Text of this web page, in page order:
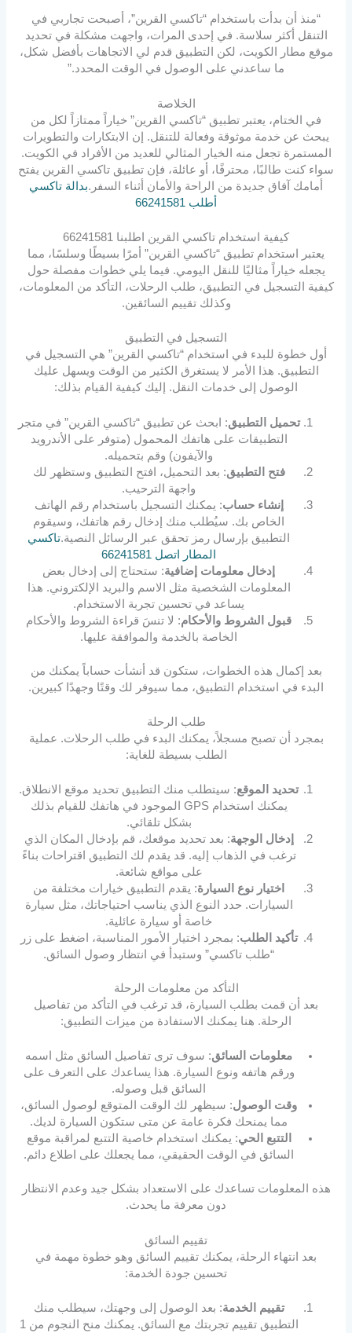
“منذ أن بدأت باستخدام “تاكسي القرين”، أصبحت تجاربي في
التنقل أكثر سلاسة. في إحدى المرات، واجهت مشكلة في تحديد
موقع مطار الكويت، لكن التطبيق قدم لي الاتجاهات بأفضل شكل،
ما ساعدني على الوصول في الوقت المحدد.”
الخلاصة
في الختام، يعتبر تطبيق “تاكسي القرين” خياراً ممتازاً لكل من
يبحث عن خدمة موثوقة وفعالة للتنقل. إن الابتكارات والتطويرات
المستمرة تجعل منه الخيار المثالي للعديد من الأفراد في الكويت.
سواء كنت طالبًا، محترفًا، أو عائلة، فإن تطبيق تاكسي القرين يفتح
أمامك آفاق جديدة من الراحة والأمان أثناء السفر.بدالة تاكسي
أطلب 66241581
كيفية استخدام تاكسي القرين اطلبنا 66241581
يعتبر استخدام تطبيق “تاكسي القرين” أمرًا بسيطًا وسلسًا، مما
يجعله خياراً مثاليًا للنقل اليومي. فيما يلي خطوات مفصلة حول
كيفية التسجيل في التطبيق، طلب الرحلات، التأكد من المعلومات،
وكذلك تقييم السائقين.
التسجيل في التطبيق
أول خطوة للبدء في استخدام “تاكسي القرين” هي التسجيل في
التطبيق. هذا الأمر لا يستغرق الكثير من الوقت ويسهل عليك
الوصول إلى خدمات النقل. إليك كيفية القيام بذلك:
تحميل التطبيق: ابحث عن تطبيق “تاكسي القرين” في متجر
التطبيقات على هاتفك المحمول (متوفر على الأندرويد
والآيفون) وقم بتحميله.
فتح التطبيق: بعد التحميل، افتح التطبيق وستظهر لك
واجهة الترحيب.
إنشاء حساب: يمكنك التسجيل باستخدام رقم الهاتف
الخاص بك. سيُطلب منك إدخال رقم هاتفك، وسيقوم
التطبيق بإرسال رمز تحقق عبر الرسائل النصية.تاكسي
المطار اتصل 66241581
إدخال معلومات إضافية: ستحتاج إلى إدخال بعض
المعلومات الشخصية مثل الاسم والبريد الإلكتروني. هذا
يساعد في تحسين تجربة الاستخدام.
قبول الشروط والأحكام: لا تنسَ قراءة الشروط والأحكام
الخاصة بالخدمة والموافقة عليها.
بعد إكمال هذه الخطوات، ستكون قد أنشأت حساباً يمكنك من
البدء في استخدام التطبيق، مما سيوفر لك وقتًا وجهدًا كبيرين.
طلب الرحلة
بمجرد أن تصبح مسجلاً، يمكنك البدء في طلب الرحلات. عملية
الطلب بسيطة للغاية:
تحديد الموقع: سيتطلب منك التطبيق تحديد موقع الانطلاق.
يمكنك استخدام GPS الموجود في هاتفك للقيام بذلك
بشكل تلقائي.
إدخال الوجهة: بعد تحديد موقعك، قم بإدخال المكان الذي
ترغب في الذهاب إليه. قد يقدم لك التطبيق اقتراحات بناءً
على مواقع شائعة.
اختيار نوع السيارة: يقدم التطبيق خيارات مختلفة من
السيارات. حدد النوع الذي يناسب احتياجاتك، مثل سيارة
خاصة أو سيارة عائلية.
تأكيد الطلب: بمجرد اختيار الأمور المناسبة، اضغط على زر
“طلب تاكسي” وستبدأ في انتظار وصول السائق.
التأكد من معلومات الرحلة
بعد أن قمت بطلب السيارة، قد ترغب في التأكد من تفاصيل
الرحلة. هنا يمكنك الاستفادة من ميزات التطبيق:
معلومات السائق: سوف ترى تفاصيل السائق مثل اسمه
ورقم هاتفه ونوع السيارة. هذا يساعدك على التعرف على
السائق قبل وصوله.
وقت الوصول: سيظهر لك الوقت المتوقع لوصول السائق،
مما يمنحك فكرة عامة عن متى ستكون السيارة لديك.
التتبع الحي: يمكنك استخدام خاصية التتبع لمراقبة موقع
السائق في الوقت الحقيقي، مما يجعلك على اطلاع دائم.
هذه المعلومات تساعدك على الاستعداد بشكل جيد وعدم الانتظار
دون معرفة ما يحدث.
تقييم السائق
بعد انتهاء الرحلة، يمكنك تقييم السائق وهو خطوة مهمة في
تحسين جودة الخدمة:
تقييم الخدمة: بعد الوصول إلى وجهتك، سيطلب منك
التطبيق تقييم تجربتك مع السائق. يمكنك منح النجوم من 1